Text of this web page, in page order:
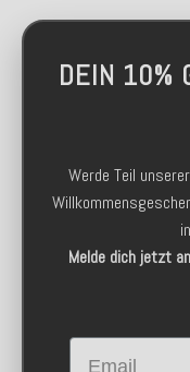
DEIN 10%
Werde Teil
Melde dich jetzt
Email